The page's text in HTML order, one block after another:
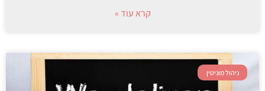
קרא עוד »
ניהול מוניטין